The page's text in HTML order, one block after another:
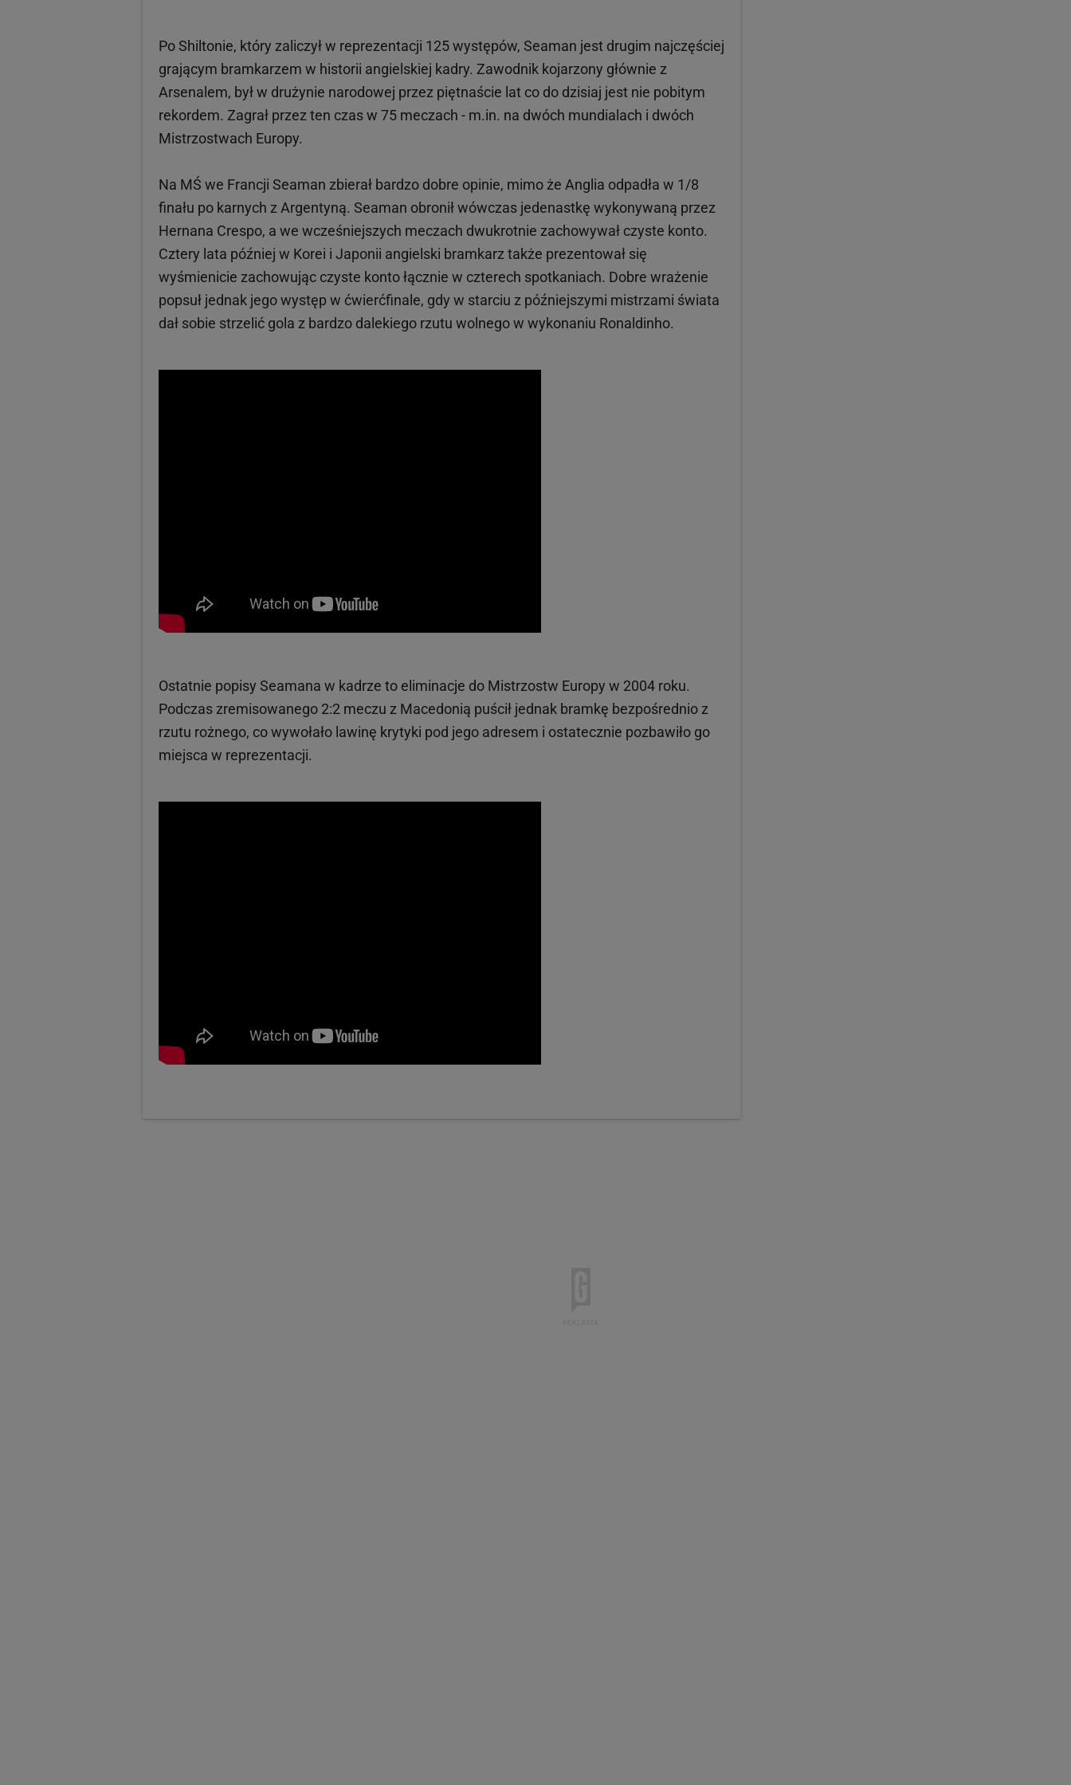
Po Shiltonie, który zaliczył w reprezentacji 125 występów, Seaman jest drugim najczęściej
grającym bramkarzem w historii angielskiej kadry. Zawodnik kojarzony głównie z
Arsenalem, był w drużynie narodowej przez piętnaście lat co do dzisiaj jest nie pobitym
rekordem. Zagrał przez ten czas w 75 meczach - m.in. na dwóch mundialach i dwóch
Mistrzostwach Europy.
Na MŚ we Francji Seaman zbierał bardzo dobre opinie, mimo że Anglia odpadła w 1/8
finału po karnych z Argentyną. Seaman obronił wówczas jedenastkę wykonywaną przez
Hernana Crespo, a we wcześniejszych meczach dwukrotnie zachowywał czyste konto.
Cztery lata później w Korei i Japonii angielski bramkarz także prezentował się
wyśmienicie zachowując czyste konto łącznie w czterech spotkaniach. Dobre wrażenie
popsuł jednak jego występ w ćwierćfinale, gdy w starciu z późniejszymi mistrzami świata
dał sobie strzelić gola z bardzo dalekiego rzutu wolnego w wykonaniu Ronaldinho.
Ostatnie popisy Seamana w kadrze to eliminacje do Mistrzostw Europy w 2004 roku.
Podczas zremisowanego 2:2 meczu z Macedonią puścił jednak bramkę bezpośrednio z
rzutu rożnego, co wywołało lawinę krytyki pod jego adresem i ostatecznie pozbawiło go
miejsca w reprezentacji.